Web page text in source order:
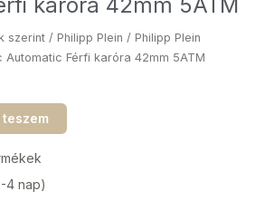
szerint / Philipp Plein / Philipp Plein
Automatic Férfi karóra 42mm 5ATM
4 nap)